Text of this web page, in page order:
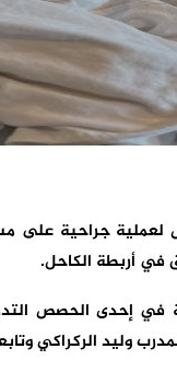
جراحية على
أربطة الكاحل.
إحدى الحصص
وليد الركراكي